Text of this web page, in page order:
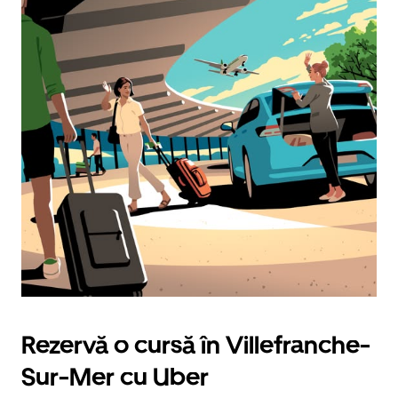
Rezervă o cursă în Villefranche-
Sur-Mer cu Uber